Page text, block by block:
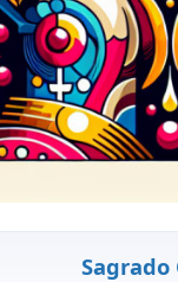
Sagrado